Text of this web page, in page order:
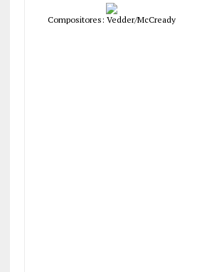
Compositores: Vedder/McCready